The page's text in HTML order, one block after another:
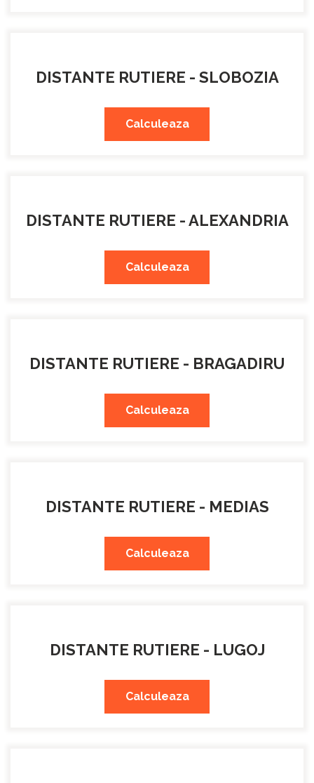
DISTANTE RUTIERE - SLOBOZIA
Calculeaza
DISTANTE RUTIERE - ALEXANDRIA
Calculeaza
DISTANTE RUTIERE - BRAGADIRU
Calculeaza
DISTANTE RUTIERE - MEDIAS
Calculeaza
DISTANTE RUTIERE - LUGOJ
Calculeaza